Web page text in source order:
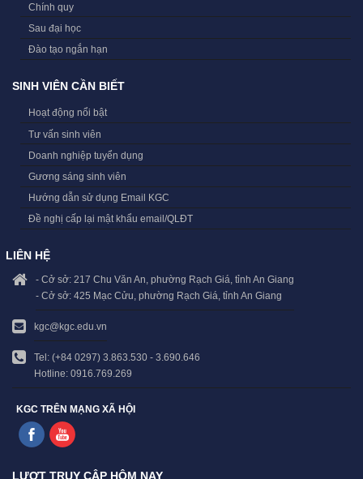
Chính quy
Sau đại học
Đào tạo ngắn hạn
SINH VIÊN CẦN BIẾT
Hoạt động nổi bật
Tư vấn sinh viên
Doanh nghiệp tuyển dụng
Gương sáng sinh viên
Hướng dẫn sử dụng Email KGC
Đề nghị cấp lại mật khẩu email/QLĐT
LIÊN HỆ
- Cở sở: 217 Chu Văn An, phường Rạch Giá, tỉnh An Giang
- Cở sở: 425 Mạc Cửu, phường Rạch Giá, tỉnh An Giang
kgc@kgc.edu.vn
Tel: (+84 0297) 3.863.530 - 3.690.646
Hotline: 0916.769.269
KGC TRÊN MẠNG XÃ HỘI
LƯỢT TRUY CẬP HÔM NAY